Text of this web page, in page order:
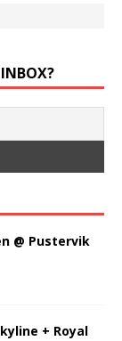
@ Pustervik
+ Royal